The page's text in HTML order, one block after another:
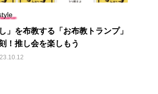
し」を布教する「お布教トランプ」
！推し会を楽しもう